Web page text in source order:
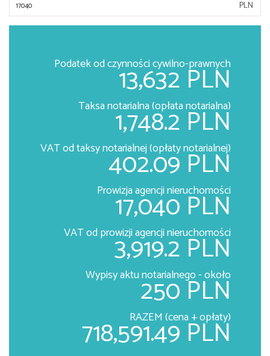
PLN
Podatek od czynności cywilno-prawnych
13,632 PLN
Taksa notarialna (opłata notarialna)
1,748.2 PLN
VAT od taksy notarialnej (opłaty notarialnej)
402.09 PLN
Prowizja agencji nieruchomości
17,040 PLN
VAT od prowizji agencji nieruchomości
3,919.2 PLN
Wypisy aktu notarialnego - około
250 PLN
RAZEM (cena + opłaty)
718,591.49 PLN